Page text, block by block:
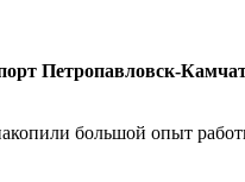
Петропавловск-
большой опыт